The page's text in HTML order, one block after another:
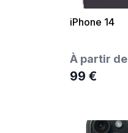
iPhone 14
À partir de
99 €